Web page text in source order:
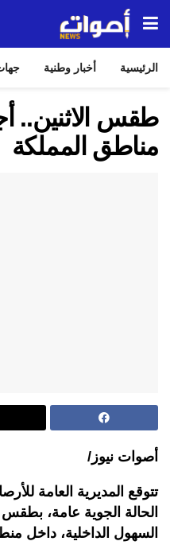
الرئيسية أخبار وطنية
طقس الاثنين..
مناطق المملكة
أصوات نيوز/
تتوقع المديرية العامة
الحالة الجوية عامة،
السهول الداخلية، داخل